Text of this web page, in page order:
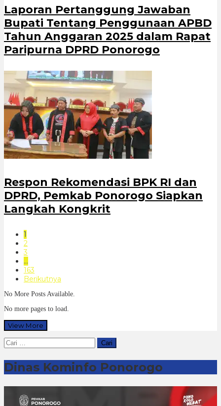
Laporan Pertanggung Jawaban
Bupati Tentang Penggunaan APBD
Tahun Anggaran 2025 dalam Rapat
Paripurna DPRD Ponorogo
Respon Rekomendasi BPK RI dan
DPRD, Pemkab Ponorogo Siapkan
Langkah Kongkrit
1
2
3
…
163
Berikutnya
No More Posts Available.
No more pages to load.
View More
Cari
untuk:
Dinas Kominfo Ponorogo